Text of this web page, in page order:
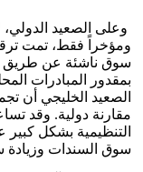
وعلى الصعيد الدولي،
ومؤخراً فقط، تمت
بمقدور المبادرات
الصعيد الخليجي أن
مقارنة دولية. وقد
التنظيمية بشكل
سوق السندات وزيادة